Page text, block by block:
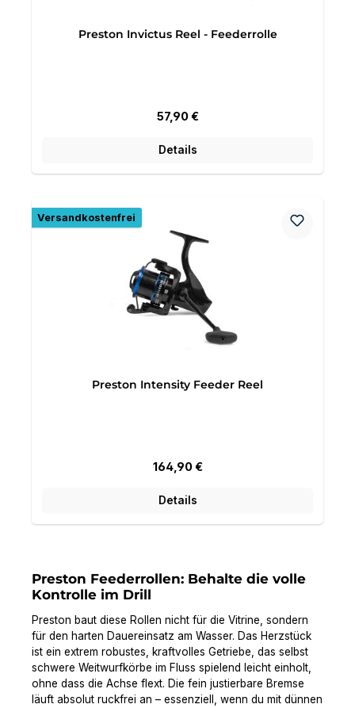
Preston Invictus Reel - Feederrolle
Regulärer Preis:
57,90 €
Details
Versandkostenfrei
Preston Intensity Feeder Reel
Regulärer Preis:
164,90 €
Details
Preston Feederrollen: Behalte die volle
Kontrolle im Drill
Preston baut diese Rollen nicht für die Vitrine, sondern
für den harten Dauereinsatz am Wasser. Das Herzstück
ist ein extrem robustes, kraftvolles Getriebe, das selbst
schwere Weitwurfkörbe im Fluss spielend leicht einholt,
ohne dass die Achse flext. Die fein justierbare Bremse
läuft absolut ruckfrei an – essenziell, wenn du mit dünnen